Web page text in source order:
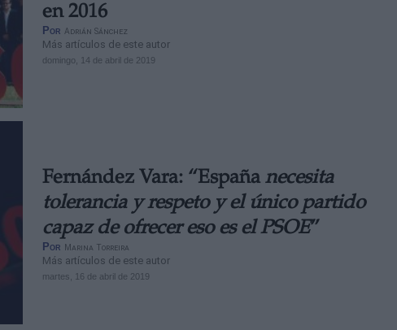
en 2016
Por Adrián Sánchez
Más artículos de este autor
domingo, 14 de abril de 2019
Fernández Vara: “España necesita
tolerancia y respeto y el único partido
capaz de ofrecer eso es el PSOE”
Por Marina Torreira
Más artículos de este autor
martes, 16 de abril de 2019